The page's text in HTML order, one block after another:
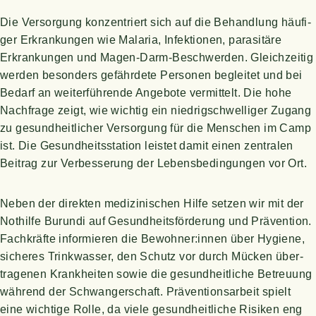
Die Ver­sor­gung kon­zen­triert sich auf die Behand­lung häu­fi­
ger Erkran­kun­gen wie Mala­ria, Infek­tio­nen, para­si­tä­re
Erkran­kun­gen und Magen-Darm-Beschwer­den. Gleich­zei­tig
wer­den beson­ders gefähr­de­te Per­so­nen beglei­tet und bei
Bedarf an wei­ter­füh­ren­de Ange­bo­te ver­mit­telt. Die hohe
Nach­fra­ge zeigt, wie wich­tig ein nied­rig­schwel­li­ger Zugang
zu gesund­heit­li­cher Ver­sor­gung für die Men­schen im Camp
ist. Die Gesund­heits­sta­ti­on leis­tet damit einen zen­tra­len
Bei­trag zur Ver­bes­se­rung der Lebens­be­din­gun­gen vor Ort.
Neben der direk­ten medi­zi­ni­schen Hil­fe set­zen wir mit der
Not­hil­fe Burun­di auf Gesund­heits­för­de­rung und Prä­ven­ti­on.
Fach­kräf­te infor­mie­ren die Bewohner:innen über Hygie­ne,
siche­res Trink­was­ser, den Schutz vor durch Mücken über­
tra­ge­nen Krank­hei­ten sowie die gesund­heit­li­che Betreu­ung
wäh­rend der Schwan­ger­schaft. Prä­ven­ti­ons­ar­beit spielt
eine wich­ti­ge Rol­le, da vie­le gesund­heit­li­che Risi­ken eng